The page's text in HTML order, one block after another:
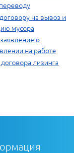
на вывоз и
мусора
о
на работе
лизинга